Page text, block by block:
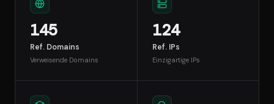
145
Ref. Domains
Verweisende Domains
124
Ref. IPs
Einzigartige IPs